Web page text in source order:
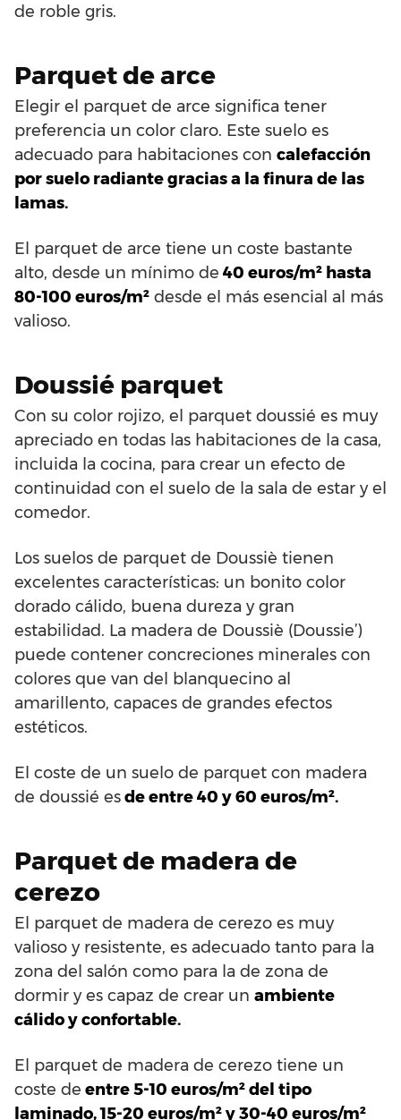
de roble gris.
Parquet de arce
Elegir el parquet de arce significa tener
preferencia un color claro. Este suelo es
adecuado para habitaciones con calefacción
por suelo radiante gracias a la finura de las
lamas.
El parquet de arce tiene un coste bastante
alto, desde un mínimo de 40 euros/m² hasta
80-100 euros/m² desde el más esencial al más
valioso.
Doussié parquet
Con su color rojizo, el parquet doussié es muy
apreciado en todas las habitaciones de la casa,
incluida la cocina, para crear un efecto de
continuidad con el suelo de la sala de estar y el
comedor.
Los suelos de parquet de Doussiè tienen
excelentes características: un bonito color
dorado cálido, buena dureza y gran
estabilidad. La madera de Doussiè (Doussie’)
puede contener concreciones minerales con
colores que van del blanquecino al
amarillento, capaces de grandes efectos
estéticos.
El coste de un suelo de parquet con madera
de doussié esde entre 40 y 60 euros/m².
Parquet de madera de
cerezo
El parquet de madera de cerezo es muy
valioso y resistente, es adecuado tanto para la
zona del salón como para la de zona de
dormir y es capaz de crear un ambiente
cálido y confortable.
El parquet de madera de cerezo tiene un
coste de entre 5-10 euros/m² del tipo
laminado, 15-20 euros/m² y 30-40 euros/m²